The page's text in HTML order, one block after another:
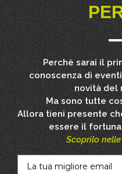
Perchè sarai il
conoscenza di
novità del
Ma sono tutte
Allora tieni presente
essere il
Scoprilo